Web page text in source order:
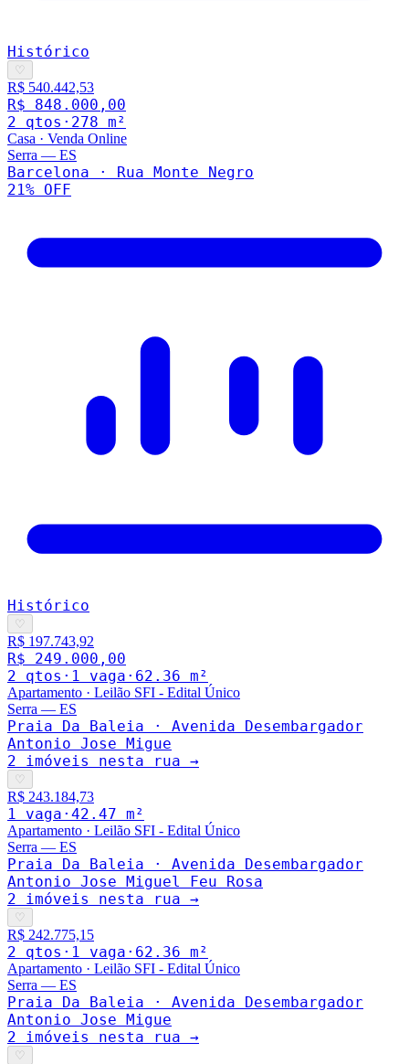
Histórico
♡
R$ 540.442,53
R$ 848.000,00
2 qtos · 278 m²
Casa · Venda Online
Serra — ES
Barcelona · Rua Monte Negro
21% OFF
Histórico
♡
R$ 197.743,92
R$ 249.000,00
2 qtos · 1 vaga · 62.36 m²
Apartamento · Leilão SFI - Edital Único
Serra — ES
Praia Da Baleia · Avenida Desembargador
Antonio Jose Migue
2 imóveis nesta rua →
♡
R$ 243.184,73
1 vaga · 42.47 m²
Apartamento · Leilão SFI - Edital Único
Serra — ES
Praia Da Baleia · Avenida Desembargador
Antonio Jose Miguel Feu Rosa
2 imóveis nesta rua →
♡
R$ 242.775,15
2 qtos · 1 vaga · 62.36 m²
Apartamento · Leilão SFI - Edital Único
Serra — ES
Praia Da Baleia · Avenida Desembargador
Antonio Jose Migue
2 imóveis nesta rua →
♡